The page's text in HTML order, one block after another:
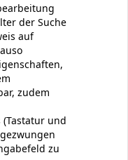
der Suche
auf
zudem
und
zu